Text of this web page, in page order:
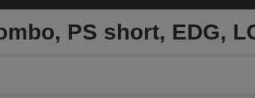
PS short, EDG,